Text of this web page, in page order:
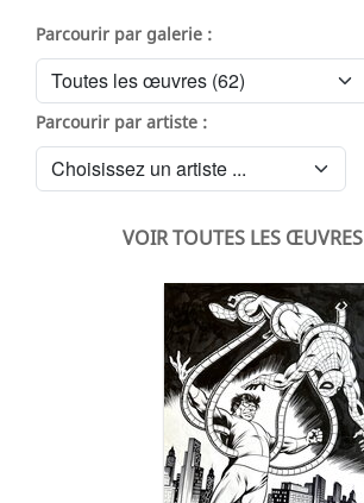
Parcourir par galerie :
Parcourir par artiste :
VOIR TOUTES LES ŒUVRES